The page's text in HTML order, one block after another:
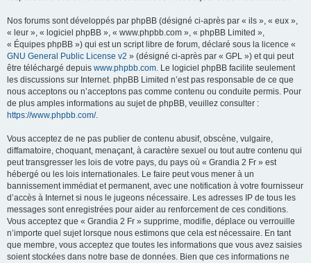
Nos forums sont développés par phpBB (désigné ci-après par « ils », « eux »,
« leur », « logiciel phpBB », « www.phpbb.com », « phpBB Limited »,
« Équipes phpBB ») qui est un script libre de forum, déclaré sous la licence «
GNU General Public License v2 » (désigné ci-après par « GPL ») et qui peut
être téléchargé depuis www.phpbb.com. Le logiciel phpBB facilite seulement
les discussions sur Internet. phpBB Limited n’est pas responsable de ce que
nous acceptons ou n’acceptons pas comme contenu ou conduite permis. Pour
de plus amples informations au sujet de phpBB, veuillez consulter :
https://www.phpbb.com/.
Vous acceptez de ne pas publier de contenu abusif, obscène, vulgaire,
diffamatoire, choquant, menaçant, à caractère sexuel ou tout autre contenu qui
peut transgresser les lois de votre pays, du pays où « Grandia 2 Fr » est
hébergé ou les lois internationales. Le faire peut vous mener à un
bannissement immédiat et permanent, avec une notification à votre fournisseur
d’accès à Internet si nous le jugeons nécessaire. Les adresses IP de tous les
messages sont enregistrées pour aider au renforcement de ces conditions.
Vous acceptez que « Grandia 2 Fr » supprime, modifie, déplace ou verrouille
n’importe quel sujet lorsque nous estimons que cela est nécessaire. En tant
que membre, vous acceptez que toutes les informations que vous avez saisies
soient stockées dans notre base de données. Bien que ces informations ne